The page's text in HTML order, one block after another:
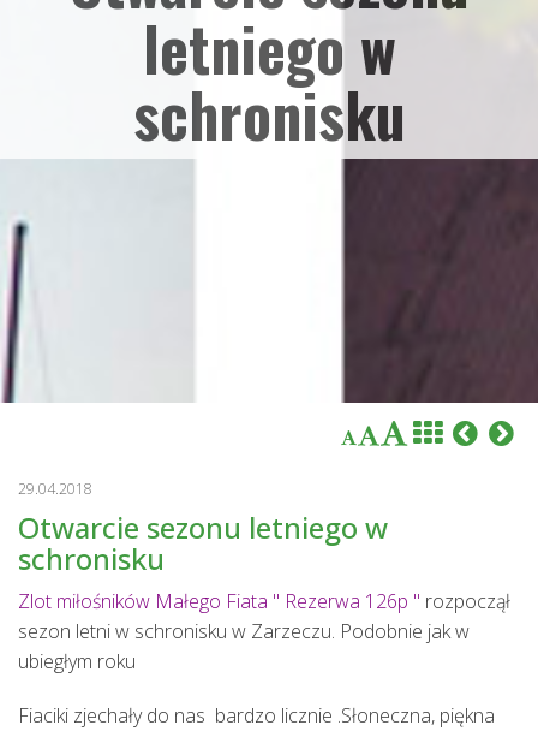
letniego w
schronisku
29.04.2018
Otwarcie sezonu letniego w
schronisku
Zlot miłośników Małego Fiata " Rezerwa 126p " rozpoczął
sezon letni w schronisku w Zarzeczu. Podobnie jak w
ubiegłym roku
Fiaciki zjechały do nas bardzo licznie .Słoneczna, piękna